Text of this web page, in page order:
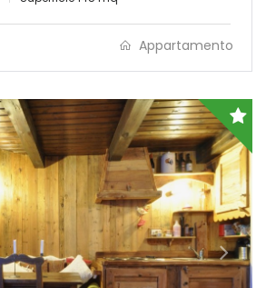
Appartamento